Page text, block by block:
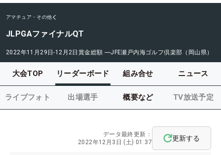
アマチュア・その他
JLPGAファイナルQT
2022年11月29日-12月2日 賞金総額 ―JFE瀬戸内海ゴルフ倶楽部（岡山県）
大会TOP リーダーボード 組み合せ ニュース
ライブフォト 出場選手 概要など TV放送予定
データ最終更新：
2022年12月3日 (土) 01:37
更新する